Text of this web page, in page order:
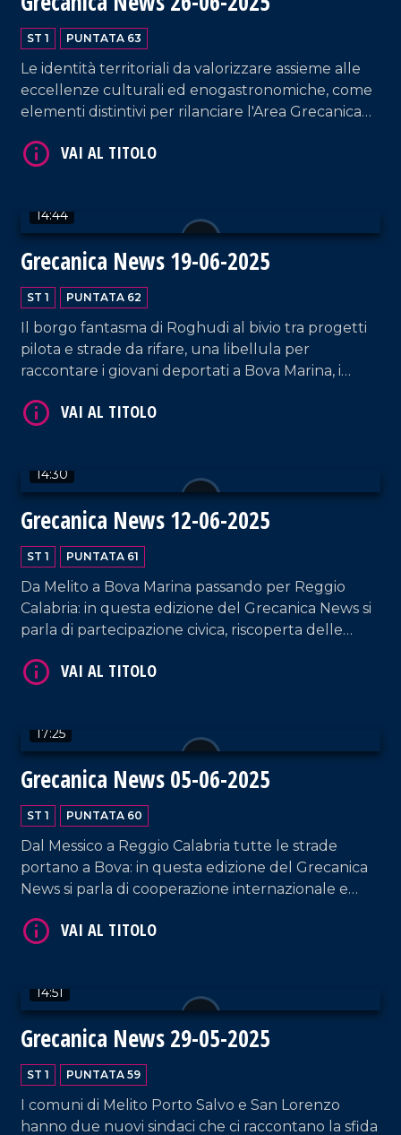
ST 1 PUNTATA 63
Le identità territoriali da valorizzare assieme alle
eccellenze culturali ed enogastronomiche, come
elementi distintivi per rilanciare l'Area Grecanica
eccellenze.
14:44
Grecanica News 19-06-2025
ST 1 PUNTATA 62
Il borgo fantasma di Roghudi al bivio tra progetti
pilota e strade da rifare, una libellula per
raccontare i giovani deportati a Bova Marina, i
Bova: queste le tre storie raccontate in questa
14:30
Grecanica News 12-06-2025
ST 1 PUNTATA 61
Da Melito a Bova Marina passando per Reggio
Calabria: in questa edizione del Grecanica News si
parla di partecipazione civica, riscoperta delle
racconto corale che unisce cultura, memoria e
17:25
Grecanica News 05-06-2025
ST 1 PUNTATA 60
Dal Messico a Reggio Calabria tutte le strade
portano a Bova: in questa edizione del Grecanica
News si parla di cooperazione internazionale e
della prima autostrada d'Italia.
14:51
Grecanica News 29-05-2025
ST 1 PUNTATA 59
I comuni di Melito Porto Salvo e San Lorenzo
hanno due nuovi sindaci che ci raccontano la sfida
VAI AL TITOLO
VAI AL TITOLO
VAI AL TITOLO